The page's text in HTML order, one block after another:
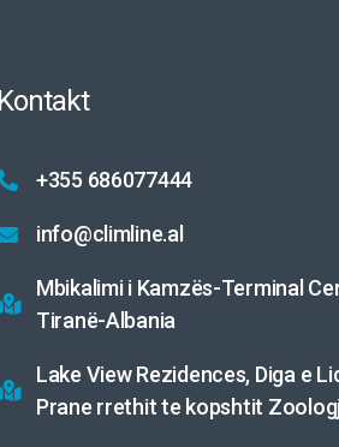
Kontakt
+355 686077444
info@climline.al
Mbikalimi i Kamzës-Terminal
Tiranë-Albania
Lake View Rezidences, Diga e
Prane rrethit te kopshtit